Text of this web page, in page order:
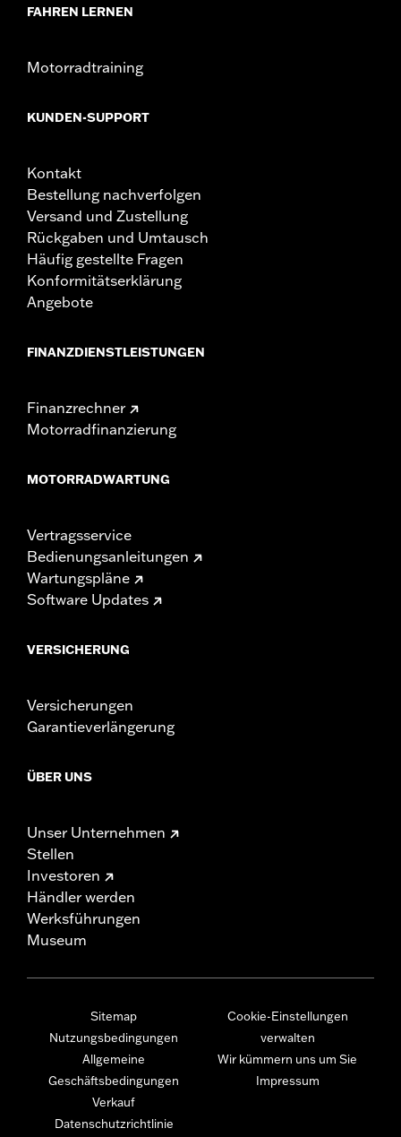
FAHREN LERNEN
Motorradtraining
KUNDEN-SUPPORT
Kontakt
Bestellung nachverfolgen
Versand und Zustellung
Rückgaben und Umtausch
Häufig gestellte Fragen
Konformitätserklärung
Angebote
FINANZDIENSTLEISTUNGEN
Finanzrechner
Motorradfinanzierung
MOTORRADWARTUNG
Vertragsservice
Bedienungsanleitungen
Wartungspläne
Software Updates
VERSICHERUNG
Versicherungen
Garantieverlängerung
ÜBER UNS
Unser Unternehmen
Stellen
Investoren
Händler werden
Werksführungen
Museum
Sitemap
Nutzungsbedingungen
Allgemeine
Geschäftsbedingungen
Verkauf
Datenschutzrichtlinie
Cookie-Einstellungen
verwalten
Wir kümmern uns um Sie
Impressum